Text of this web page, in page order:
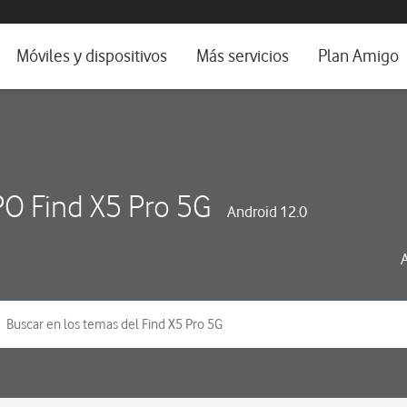
e idioma
Móviles y dispositivos Más servicios Plan Amigo
Find X5 Pro 5G Android 12.0